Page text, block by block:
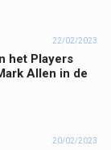
22/02/2023
het Players
Allen in de
20/02/2023